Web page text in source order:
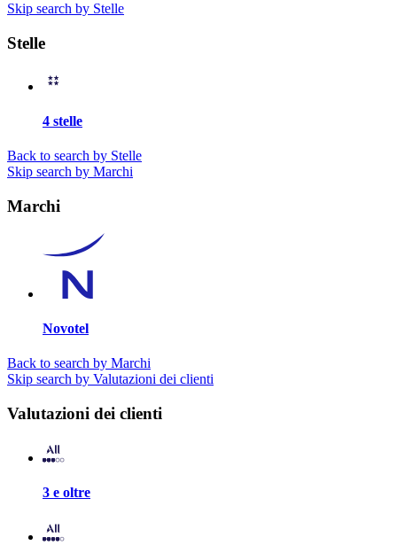
Skip search by Stelle
Stelle
4 stelle
Back to search by Stelle
Skip search by Marchi
Marchi
Novotel
Back to search by Marchi
Skip search by Valutazioni dei clienti
Valutazioni dei clienti
3 e oltre